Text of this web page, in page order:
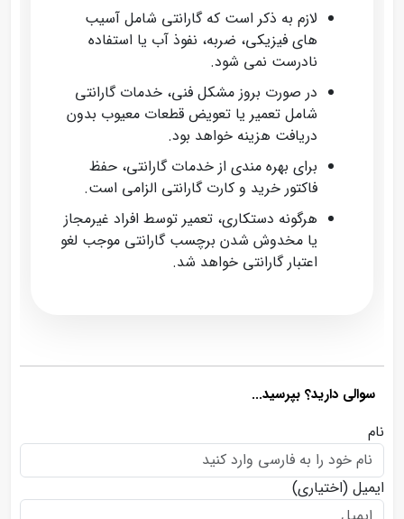
لازم به ذکر است که گارانتی شامل آسیب‌
های فیزیکی، ضربه، نفوذ آب یا استفاده
نادرست نمی‌ شود.
در صورت بروز مشکل فنی، خدمات گارانتی
شامل تعمیر یا تعویض قطعات معیوب بدون
دریافت هزینه خواهد بود.
برای بهره‌ مندی از خدمات گارانتی، حفظ
فاکتور خرید و کارت گارانتی الزامی است.
هرگونه دستکاری، تعمیر توسط افراد غیرمجاز
یا مخدوش شدن برچسب گارانتی موجب لغو
اعتبار گارانتی خواهد شد.
سوالی دارید؟ بپرسید...
نام
ایمیل (اختیاری)